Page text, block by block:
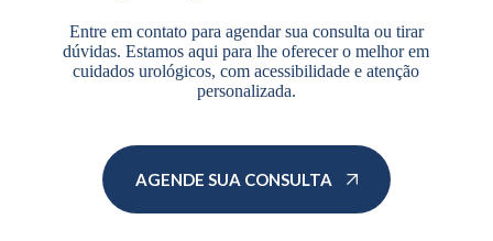
Entre em contato para agendar sua consulta ou tirar
dúvidas. Estamos aqui para lhe oferecer o melhor em
cuidados urológicos, com acessibilidade e atenção
personalizada.
AGENDE SUA CONSULTA